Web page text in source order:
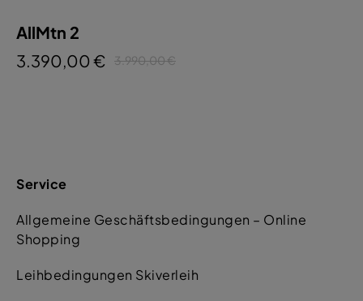
AllMtn 2
3.390,00 €
3.990,00 €
Service
Allgemeine Geschäftsbedingungen – Online
Shopping
Leihbedingungen Skiverleih